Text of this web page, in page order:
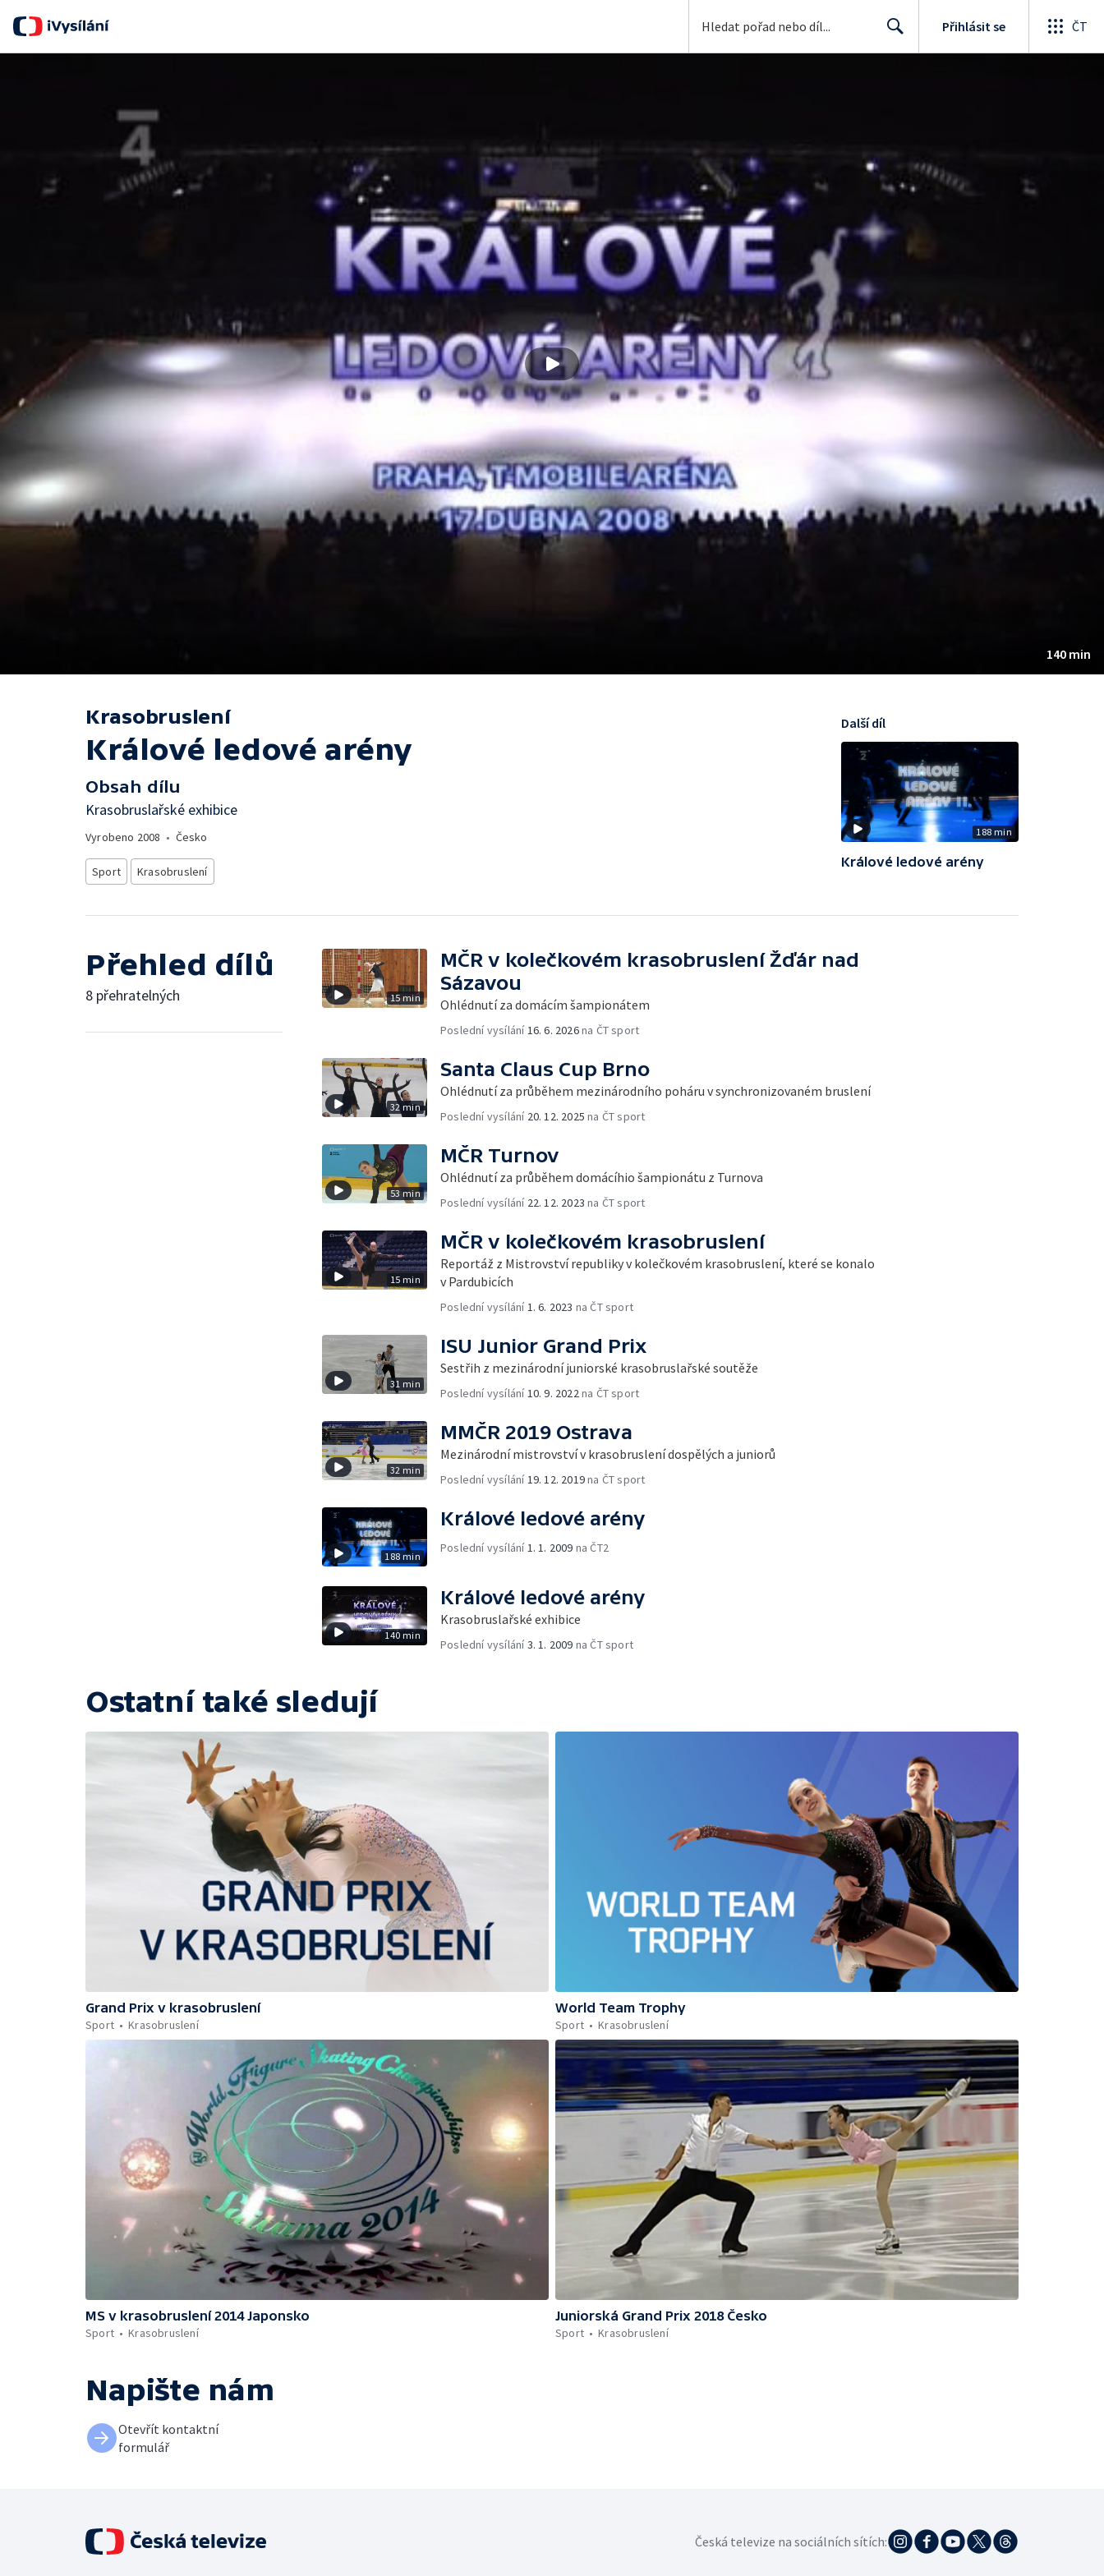
Přihlásit se ČT
140 min
Krasobruslení
Králové ledové arény
Obsah dílu
Krasobruslařské exhibice
Vyrobeno 2008 • Česko
Sport Krasobruslení
188 min
Další díl
Králové ledové arény
Přehled dílů
8 přehratelných 15 min
MČR v kolečkovém krasobruslení Žďár nad
Sázavou
Ohlédnutí za domácím šampionátem
Poslední vysílání 16. 6. 2026na ČT sport
32 min
Santa Claus Cup Brno
Ohlédnutí za průběhem mezinárodního poháru v synchronizovaném bruslení
Poslední vysílání 20. 12. 2025 na ČT sport
53 min
MČR Turnov
Ohlédnutí za průběhem domácíhio šampionátu z Turnova
Poslední vysílání 22. 12. 2023 na ČT sport
15 min
MČR v kolečkovém krasobruslení
Reportáž z Mistrovství republiky v kolečkovém krasobruslení, které se konalo
v Pardubicích
Poslední vysílání 1. 6. 2023 na ČT sport
31 min
ISU Junior Grand Prix
Sestřih z mezinárodní juniorské krasobruslařské soutěže
Poslední vysílání 10. 9. 2022 na ČT sport
32 min
MMČR 2019 Ostrava
Mezinárodní mistrovství v krasobruslení dospělých a juniorů
Poslední vysílání 19. 12. 2019na ČT sport
188 min
Králové ledové arény
Poslední vysílání 1. 1. 2009 na ČT2
140 min
Králové ledové arény
Krasobruslařské exhibice
Poslední vysílání3. 1. 2009 na ČT sport
Ostatní také sledují
Grand Prix v krasobruslení
Sport
Krasobruslení
World Team Trophy
Sport
Krasobruslení
MS v krasobruslení 2014 Japonsko
Sport
Krasobruslení
Juniorská Grand Prix 2018 Česko
Sport
Krasobruslení
Napište nám
Otevřít kontaktní
formulář
Česká televize na sociálních sítích: